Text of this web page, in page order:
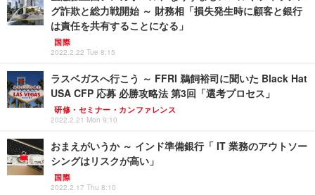
グ詐欺と総力戦開始 ～ 財務相「損失発生時に顧客と銀行
は責任を共有することになる」
国際
2022.2.22 Tue 8:15
ラスベガスへ行こう ～ FFRI 鵜飼裕司に聞いた Black Hat
USA CFP 応募 必勝攻略法 第3回「選考プロセス」
研修・セミナー・カンファレンス
2022.2.21 Mon 9:10
おまえがいうか ～ インド準備銀行「 IT 業務のアウトソー
シングはリスクが高い」
国際
2022.2.17 Thu 8:10